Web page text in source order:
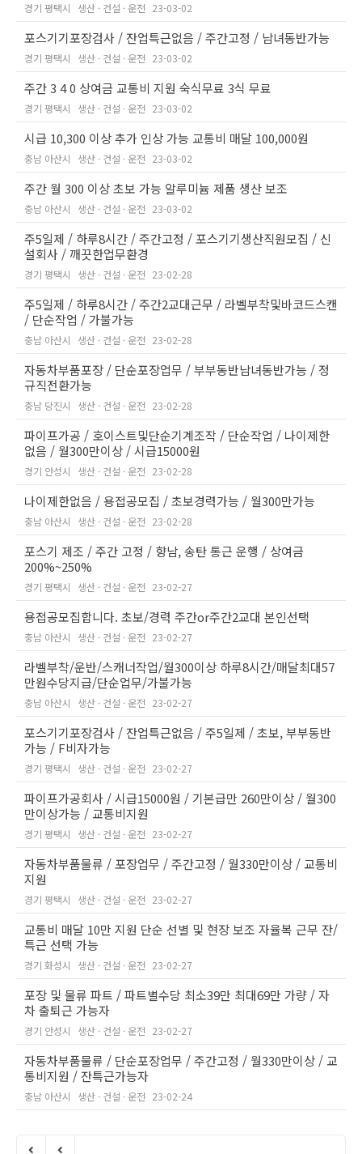
경기 평택시 생산 · 건설 · 운전 23-03-02
포스기기포장검사 / 잔업특근없음 / 주간고정 / 남녀동반가능
경기 평택시 생산 · 건설 · 운전 23-03-02
주간 3 4 0 상여금 교통비 지원 숙식무료 3식 무료
경기 평택시 생산 · 건설 · 운전 23-03-02
시급 10,300 이상 추가 인상 가능 교통비 매달 100,000원
충남 아산시 생산 · 건설 · 운전 23-03-02
주간 월 300 이상 초보 가능 알루미늄 제품 생산 보조
충남 아산시 생산 · 건설 · 운전 23-03-02
주5일제 / 하루8시간 / 주간고정 / 포스기기생산직원모집 / 신
설회사 / 깨끗한업무환경
경기 평택시 생산 · 건설 · 운전 23-02-28
주5일제 / 하루8시간 / 주간2교대근무 / 라벨부착및바코드스캔
/ 단순작업 / 가불가능
충남 아산시 생산 · 건설 · 운전 23-02-28
자동차부품포장 / 단순포장업무 / 부부동반남녀동반가능 / 정
규직전환가능
충남 당진시 생산 · 건설 · 운전 23-02-28
파이프가공 / 호이스트및단순기계조작 / 단순작업 / 나이제한
없음 / 월300만이상 / 시급15000원
경기 안성시 생산 · 건설 · 운전 23-02-28
나이제한없음 / 용접공모집 / 초보경력가능 / 월300만가능
충남 아산시 생산 · 건설 · 운전 23-02-28
포스기 제조 / 주간 고정 / 향남, 송탄 통근 운행 / 상여금
200%~250%
경기 평택시 생산 · 건설 · 운전 23-02-27
용접공모집합니다. 초보/경력 주간or주간2교대 본인선택
충남 아산시 생산 · 건설 · 운전 23-02-27
라벨부착/운반/스캐너작업/월300이상 하루8시간/매달최대57
만원수당지급/단순업무/가불가능
충남 아산시 생산 · 건설 · 운전 23-02-27
포스기기포장검사 / 잔업특근없음 / 주5일제 / 초보, 부부동반
가능 / F비자가능
경기 평택시 생산 · 건설 · 운전 23-02-27
파이프가공회사 / 시급15000원 / 기본급만 260만이상 / 월300
만이상가능 / 교통비지원
경기 평택시 생산 · 건설 · 운전 23-02-27
자동차부품물류 / 포장업무 / 주간고정 / 월330만이상 / 교통비
지원
경기 평택시 생산 · 건설 · 운전 23-02-27
교통비 매달 10만 지원 단순 선별 및 현장 보조 자율복 근무 잔/
특근 선택 가능
경기 화성시 생산 · 건설 · 운전 23-02-27
포장 및 물류 파트 / 파트별수당 최소39만 최대69만 가량 / 자
차 출퇴근 가능자
경기 안성시 생산 · 건설 · 운전 23-02-27
자동차부품물류 / 단순포장업무 / 주간고정 / 월330만이상 / 교
통비지원 / 잔특근가능자
충남 아산시 생산 · 건설 · 운전 23-02-24